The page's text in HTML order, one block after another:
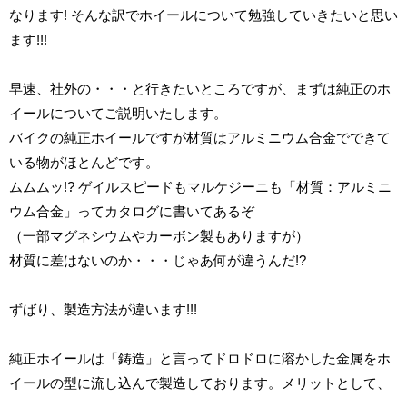
なります! そんな訳でホイールについて勉強していきたいと思い
ます!!!
早速、社外の・・・と行きたいところですが、まずは純正のホ
イールについてご説明いたします。
バイクの純正ホイールですが材質はアルミニウム合金でできて
いる物がほとんどです。
ムムムッ!? ゲイルスピードもマルケジーニも「材質：アルミニ
ウム合金」ってカタログに書いてあるぞ
（一部マグネシウムやカーボン製もありますが）
材質に差はないのか・・・じゃあ何が違うんだ!?
ずばり、製造方法が違います!!!
純正ホイールは「鋳造」と言ってドロドロに溶かした金属をホ
イールの型に流し込んで製造しております。メリットとして、